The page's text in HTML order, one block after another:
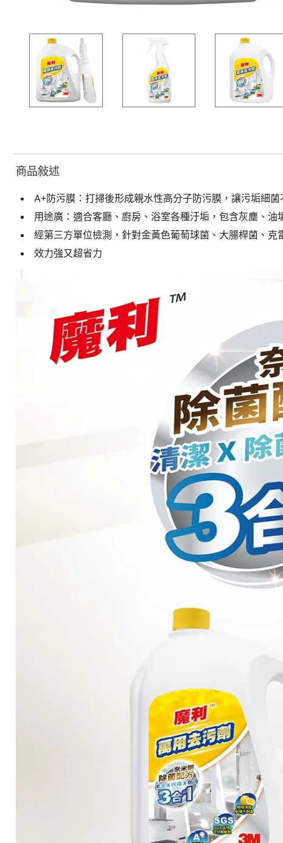
商品敍述
A+防污膜：打掃後形成親水性高分子防污膜，讓污垢細
用途廣：適合客廳、廚房、浴室各種汙垢，包含灰塵、
經第三方單位檢測，針對金黃色葡萄球菌、大腸桿菌、克
效力強又超省力